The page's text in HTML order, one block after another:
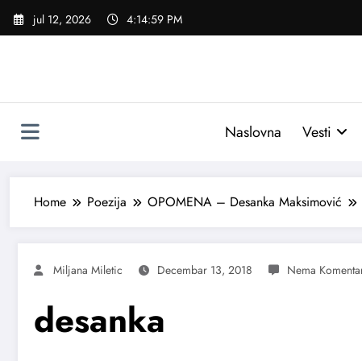
Skoči
jul 12, 2026 4:14:59 PM
Naslovna Vesti
Home Poezija OPOMENA – Desanka Maksimović
Miljana Miletic Decembar 13, 2018
desanka